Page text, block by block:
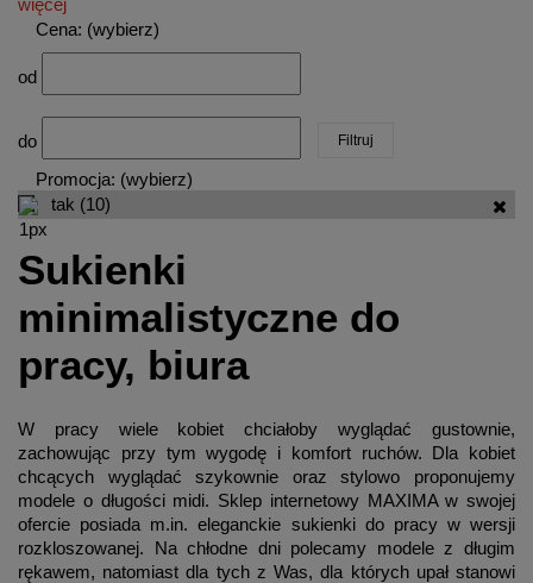
więcej
Cena: (wybierz)
od
do Filtruj
Promocja: (wybierz)
tak (10)
Sukienki
minimalistyczne do
pracy, biura
W pracy wiele kobiet chciałoby wyglądać gustownie,
zachowując przy tym wygodę i komfort ruchów. Dla kobiet
chcących wyglądać szykownie oraz stylowo proponujemy
modele o długości midi. Sklep internetowy MAXIMA w swojej
ofercie posiada m.in. eleganckie sukienki do pracy w wersji
rozkloszowanej. Na chłodne dni polecamy modele z długim
rękawem, natomiast dla tych z Was, dla których upał stanowi